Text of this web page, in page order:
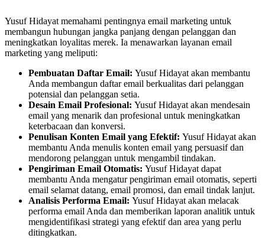
Yusuf Hidayat memahami pentingnya email marketing untuk
membangun hubungan jangka panjang dengan pelanggan dan
meningkatkan loyalitas merek. Ia menawarkan layanan email
marketing yang meliputi:
Pembuatan Daftar Email: Yusuf Hidayat akan membantu
Anda membangun daftar email berkualitas dari pelanggan
potensial dan pelanggan setia.
Desain Email Profesional: Yusuf Hidayat akan mendesain
email yang menarik dan profesional untuk meningkatkan
keterbacaan dan konversi.
Penulisan Konten Email yang Efektif: Yusuf Hidayat akan
membantu Anda menulis konten email yang persuasif dan
mendorong pelanggan untuk mengambil tindakan.
Pengiriman Email Otomatis: Yusuf Hidayat dapat
membantu Anda mengatur pengiriman email otomatis, seperti
email selamat datang, email promosi, dan email tindak lanjut.
Analisis Performa Email: Yusuf Hidayat akan melacak
performa email Anda dan memberikan laporan analitik untuk
mengidentifikasi strategi yang efektif dan area yang perlu
ditingkatkan.